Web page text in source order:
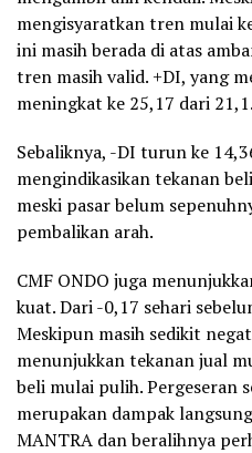
mengisyaratkan tren mulai
ini masih berada di atas
tren masih valid. +DI, yang
meningkat ke 25,17 dari 21,1.
Sebaliknya, -DI turun ke
mengindikasikan tekanan
meski pasar belum
pembalikan arah.
CMF ONDO juga
kuat. Dari -0,17 sehari
Meskipun masih sedikit
menunjukkan tekanan jual
beli mulai pulih. Pergeseran
merupakan dampak
MANTRA dan beralihnya